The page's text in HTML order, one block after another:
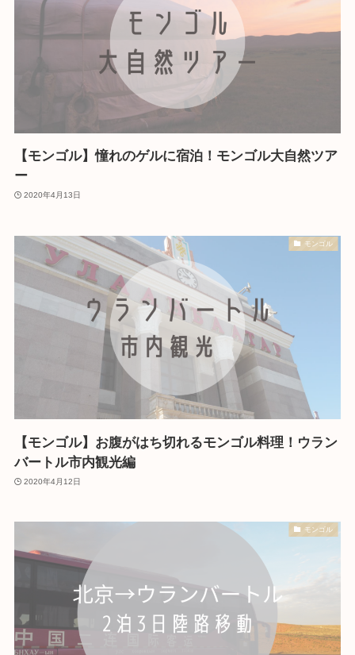
【モンゴル】憧れのゲルに宿泊！モンゴル大自然ツア
ー
2020年4月13日
モンゴル
【モンゴル】お腹がはち切れるモンゴル料理！ウラン
バートル市内観光編
2020年4月12日
モンゴル